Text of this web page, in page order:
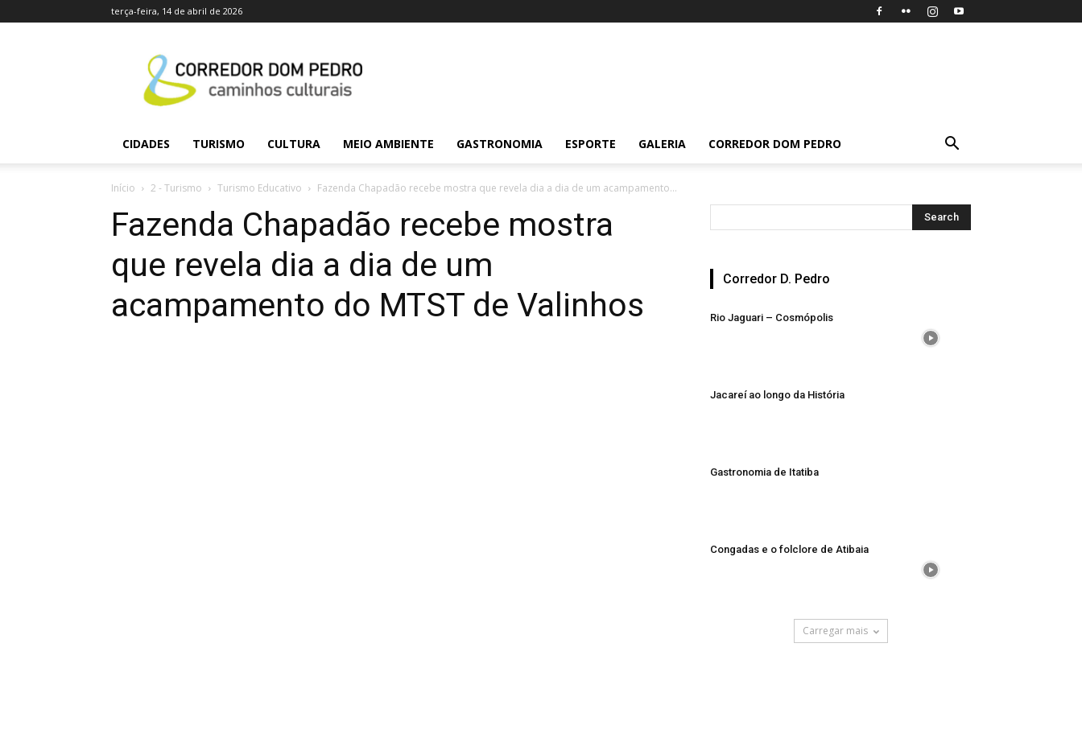
terça-feira, 14 de abril de 2026
CIDADES TURISMO CULTURA MEIO AMBIENTE GASTRONOMIA ESPORTE GALERIA CORREDOR DOM PEDRO
Início 2 - Turismo Turismo Educativo Fazenda Chapadão recebe mostra que revela dia a dia de um acampamento...
Fazenda Chapadão recebe mostra
que revela dia a dia de um
acampamento do MTST de Valinhos
Corredor D. Pedro
Rio Jaguari – Cosmópolis
Jacareí ao longo da História
Gastronomia de Itatiba
Congadas e o folclore de Atibaia
Carregar mais